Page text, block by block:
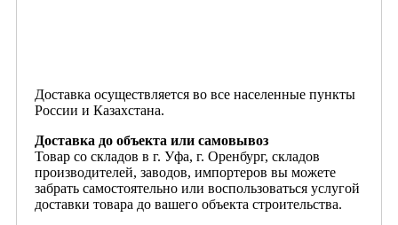
Доставка осуществляется во все населенные пункты
России и Казахстана.
Доставка до объекта или самовывоз
Товар со складов в г. Уфа, г. Оренбург, складов
производителей, заводов, импортеров вы можете
забрать самостоятельно или воспользоваться услугой
доставки товара до вашего объекта строительства.